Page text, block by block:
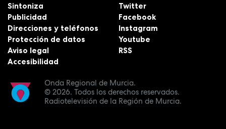
Onda Regional de Murcia.
© 2026. Todos los derechos reservados.
Radiotelevisión de la Región de Murcia.
Sintoniza
Publicidad
Direcciones y teléfonos
Protección de datos
Aviso legal
Accesibilidad
Twitter
Facebook
Instagram
Youtube
RSS